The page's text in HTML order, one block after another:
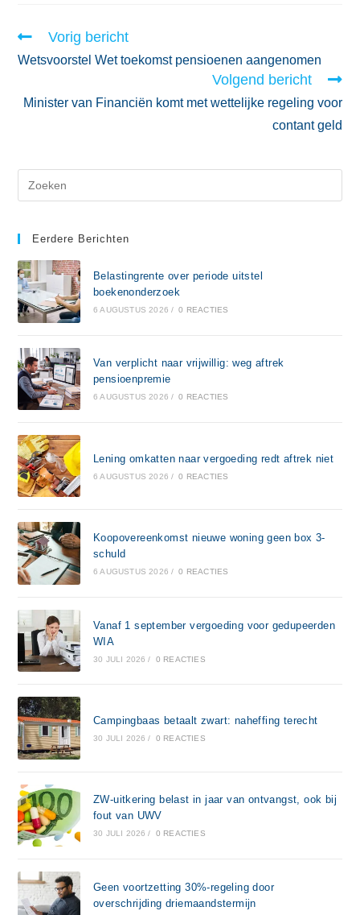
Vorig bericht
Wetsvoorstel Wet toekomst pensioenen aangenomen
Volgend bericht
Minister van Financiën komt met wettelijke regeling voor
contant geld
Eerdere Berichten
Belastingrente over periode uitstel
boekenonderzoek
6 AUGUSTUS 2026 / 0 REACTIES
Van verplicht naar vrijwillig: weg aftrek
pensioenpremie
6 AUGUSTUS 2026 / 0 REACTIES
Lening omkatten naar vergoeding redt aftrek niet
6 AUGUSTUS 2026 / 0 REACTIES
Koopovereenkomst nieuwe woning geen box 3-
schuld
6 AUGUSTUS 2026 / 0 REACTIES
Vanaf 1 september vergoeding voor gedupeerden
WIA
30 JULI 2026 / 0 REACTIES
Campingbaas betaalt zwart: naheffing terecht
30 JULI 2026 / 0 REACTIES
ZW-uitkering belast in jaar van ontvangst, ook bij
fout van UWV
30 JULI 2026 / 0 REACTIES
Geen voortzetting 30%-regeling door
overschrijding driemaandstermijn